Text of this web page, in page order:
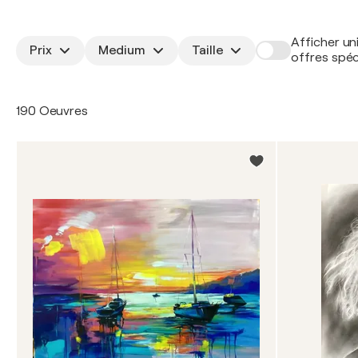
Prix Medium Taille
Afficher
offres
190 Oeuvres